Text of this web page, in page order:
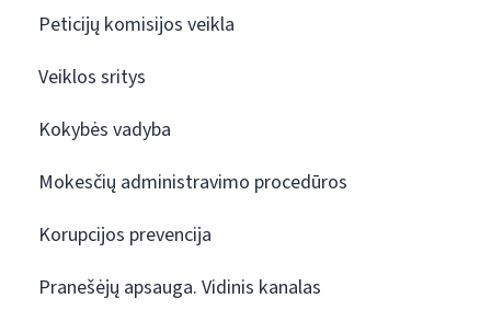
Peticijų komisijos veikla
Veiklos sritys
Kokybės vadyba
Mokesčių administravimo procedūros
Korupcijos prevencija
Pranešėjų apsauga. Vidinis kanalas